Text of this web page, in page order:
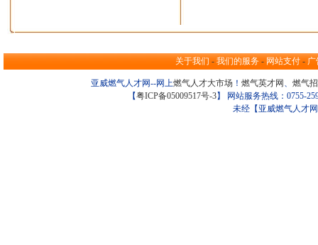
关于我们 - 我们的服务- 网站支付- 广
亚威燃气人才网--网上燃气人才大市场 ！ 燃气英才网 、 燃气
【粤ICP备05009517号-3】 网站服务热线：0755-
未经【亚威燃气人才